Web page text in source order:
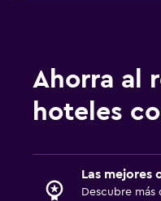
Ahorra al
hoteles
Las mejores
Descubre más